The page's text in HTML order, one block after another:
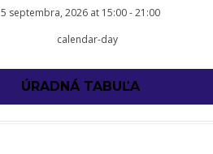
5 septembra, 2026 at 15:00-21:00
ÚRADNÁ TABUĽA